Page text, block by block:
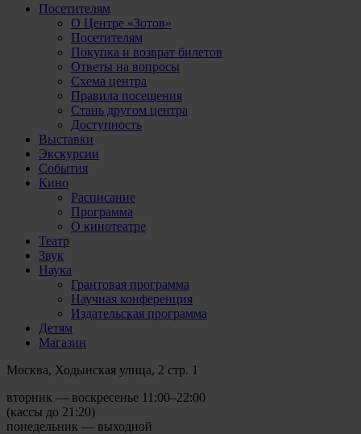
Посетителям
О Центре «Зотов»
Посетителям
Покупка и возврат билетов
Ответы на вопросы
Схема центра
Правила посещения
Стань другом центра
Доступность
Выставки
Экскурсии
События
Кино
Расписание
Программа
О кинотеатре
Театр
Звук
Наука
Грантовая программа
Научная конференция
Издательская программа
Детям
Магазин
Москва, Ходынская улица, 2 стр. 1
вторник — воскресенье 11:00–22:00
(кассы до 21:20)
понедельник — выходной